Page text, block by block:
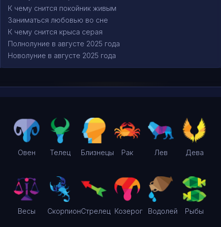
К чему снится покойник живым
Заниматься любовью во сне
К чему снится крыса серая
Полнолуние в августе 2025 года
Новолуние в августе 2025 года
Овен Телец Близнецы Рак Лев Дева
Весы СкорпионСтрелец Козерог Водолей Рыбы